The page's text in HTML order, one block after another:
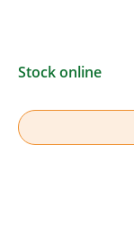
Stock online